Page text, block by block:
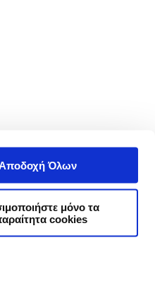
Όλων
μόνο τα
cookies